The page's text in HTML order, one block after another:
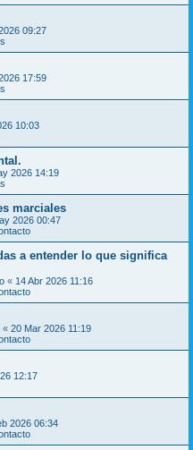
09:27
17:59
10:03
2026 14:19
marciales
2026 00:47
a entender lo que significa
« 14 Abr 2026 11:16
« 20 Mar 2026 11:19
12:17
2026 06:34